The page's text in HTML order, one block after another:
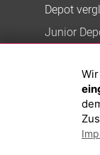
Depot
Junior
Top-Fonds
Fonds-